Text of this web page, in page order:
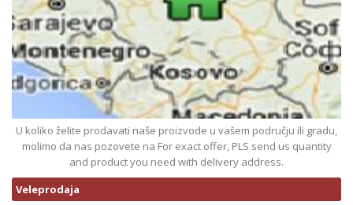
U koliko želite prodavati naše proizvode u vašem području ili gradu,
molimo da nas pozovete na For exact offer, PLS send us quantity
and product you need with delivery address.
Veleprodaja